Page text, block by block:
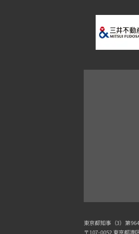
東京都知事（3）第
〒107-0052 東京都港